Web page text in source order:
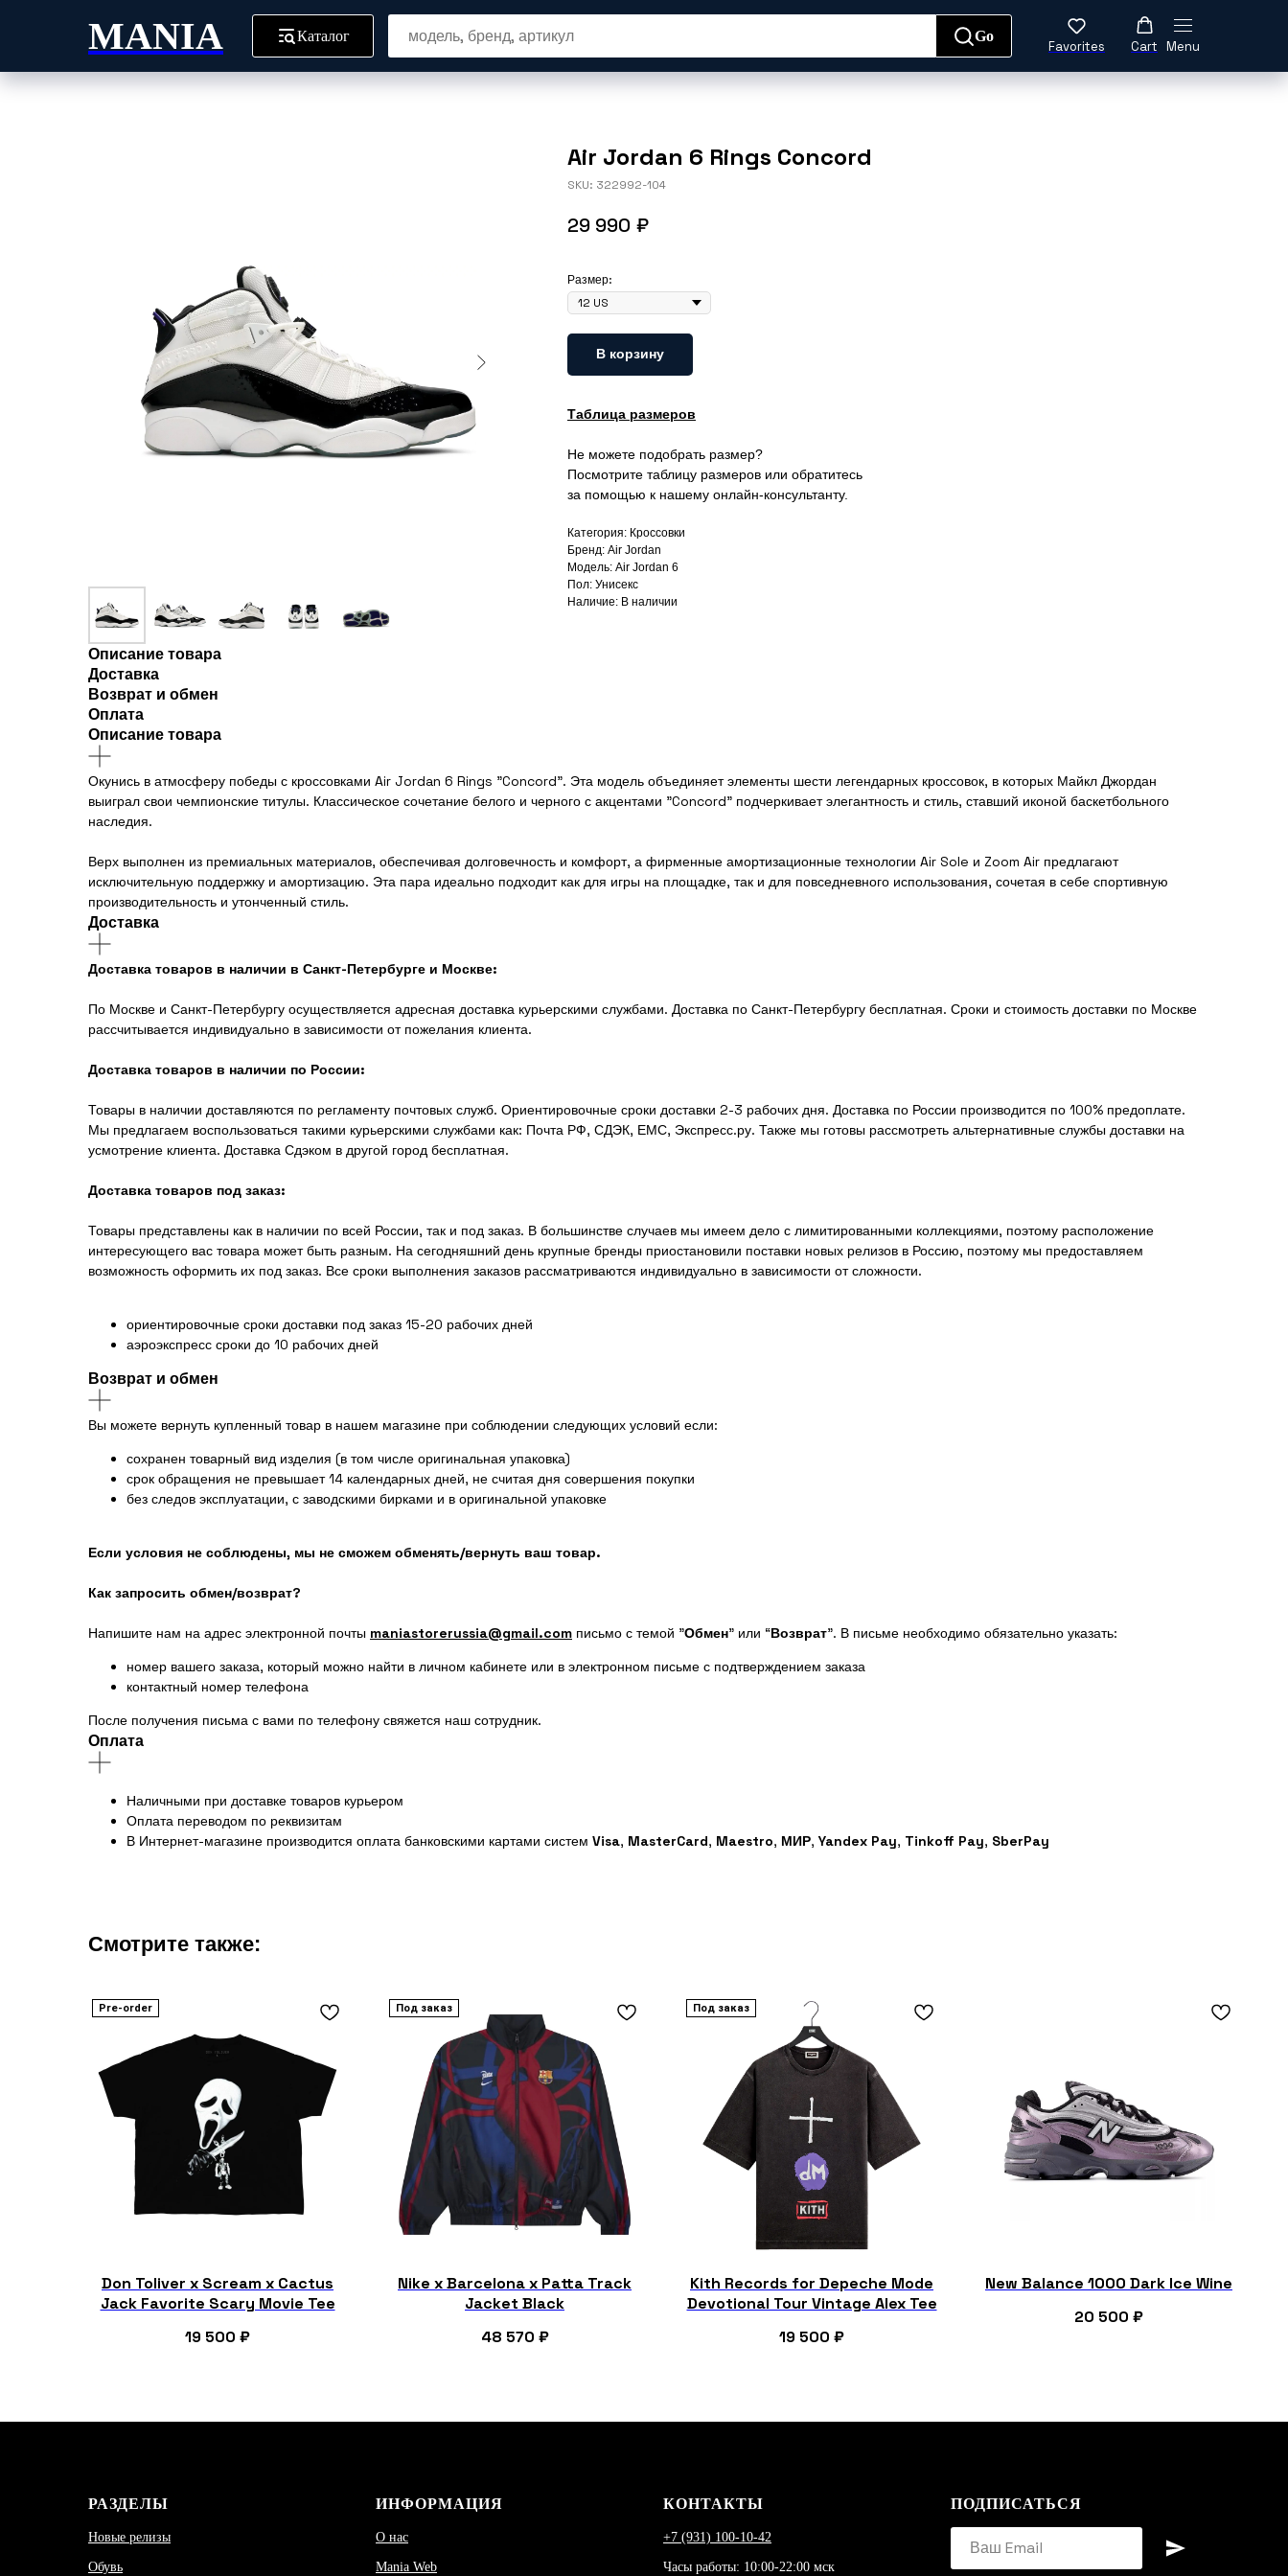
MANIA Каталог Go
Favorites Cart Menu
Air Jordan 6 Rings Concord
SKU: 322992-104
29 990 ₽
Размер:
В корзину
Таблица размеров
Не можете подобрать размер?
Посмотрите таблицу размеров или обратитесь
за помощью к нашему онлайн-консультанту.
Категория: Кроссовки
Бренд: Air Jordan
Модель: Air Jordan 6
Пол: Унисекс
Наличие: В наличии
Описание товара
Доставка
Возврат и обмен
Оплата
Описание товара
Окунись в атмосферу победы с кроссовками Air Jordan 6 Rings "Concord". Эта модель объединяет элементы шести легендарных кроссовок, в которых Майкл Джордан
выиграл свои чемпионские титулы. Классическое сочетание белого и черного с акцентами "Concord" подчеркивает элегантность и стиль, ставший иконой баскетбольного
наследия.
Верх выполнен из премиальных материалов, обеспечивая долговечность и комфорт, а фирменные амортизационные технологии Air Sole и Zoom Air предлагают
исключительную поддержку и амортизацию. Эта пара идеально подходит как для игры на площадке, так и для повседневного использования, сочетая в себе спортивную
производительность и утонченный стиль.
Доставка
Доставка товаров в наличии в Санкт-Петербурге и Москве:
По Москве и Санкт-Петербургу осуществляется адресная доставка курьерскими службами. Доставка по Санкт-Петербургу бесплатная. Сроки и стоимость доставки по Москве
рассчитывается индивидуально в зависимости от пожелания клиента.
Доставка товаров в наличии по России:
Товары в наличии доставляются по регламенту почтовых служб. Ориентировочные сроки доставки 2-3 рабочих дня. Доставка по России производится по 100% предоплате.
Мы предлагаем воспользоваться такими курьерскими службами как: Почта РФ, СДЭК, ЕМС, Экспресс.ру. Также мы готовы рассмотреть альтернативные службы доставки на
усмотрение клиента. Доставка Сдэком в другой город бесплатная.
Доставка товаров под заказ:
Товары представлены как в наличии по всей России, так и под заказ. В большинстве случаев мы имеем дело с лимитированными коллекциями, поэтому расположение
интересующего вас товара может быть разным. На сегодняшний день крупные бренды приостановили поставки новых релизов в Россию, поэтому мы предоставляем
возможность оформить их под заказ. Все сроки выполнения заказов рассматриваются индивидуально в зависимости от сложности.
ориентировочные сроки доставки под заказ 15-20 рабочих дней
аэроэкспресс сроки до 10 рабочих дней
Возврат и обмен
Вы можете вернуть купленный товар в нашем магазине при соблюдении следующих условий если:
сохранен товарный вид изделия (в том числе оригинальная упаковка)
срок обращения не превышает 14 календарных дней, не считая дня совершения покупки
без следов эксплуатации, с заводскими бирками и в оригинальной упаковке
Если условия не соблюдены, мы не сможем обменять/вернуть ваш товар.
Как запросить обмен/возврат?
Напишите нам на адрес электронной почты maniastorerussia@gmail.com письмо с темой "Обмен" или “Возврат”. В письме необходимо обязательно указать:
номер вашего заказа, который можно найти в личном кабинете или в электронном письме с подтверждением заказа
контактный номер телефона
После получения письма с вами по телефону свяжется наш сотрудник.
Оплата
Наличными при доставке товаров курьером
Оплата переводом по реквизитам
В Интернет-магазине производится оплата банковскими картами систем Visa, MasterCard, Maestro, МИР,Yandex Pay, Tinkoff Pay, SberPay
Смотрите также:
Pre-order
Don Toliver x Scream x Cactus
Jack Favorite Scary Movie Tee
19 500 ₽
Под заказ
Nike x Barcelona x Patta Track
Jacket Black
48 570 ₽
Под заказ
Kith Records for Depeche Mode
Devotional Tour Vintage Alex Tee
19 500 ₽
New Balance 1000 Dark Ice Wine
20 500 ₽
РАЗДЕЛЫ
Новые релизы
Обувь
ИНФОРМАЦИЯ
О нас
Mania Web
КОНТАКТЫ
+7 (931) 100-10-42
Часы работы: 10:00-22:00 мск
ПОДПИСАТЬСЯ